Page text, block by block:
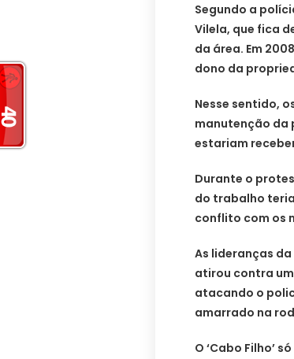
Segundo a
Vilela, que fica
da área. Em
dono da
Nesse sentido,
manutenção da
estariam
Durante o
do trabalho
conflito com os
As lideranças
atirou contra
atacando o
amarrado na
O ‘Cabo Filho’